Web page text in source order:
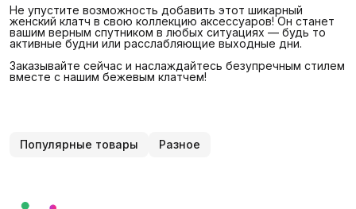
Не упустите возможность добавить этот шикарный
женский клатч в свою коллекцию аксессуаров! Он станет
вашим верным спутником в любых ситуациях — будь то
активные будни или расслабляющие выходные дни.
Заказывайте сейчас и наслаждайтесь безупречным стилем
вместе с нашим бежевым клатчем!
Популярные товары Разное